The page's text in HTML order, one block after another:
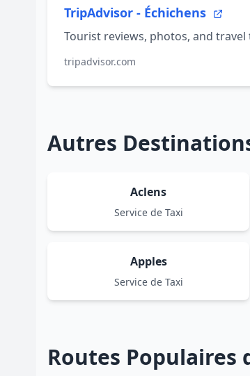
TripAdvisor - Échichens
Tourist reviews, photos, and travel
tripadvisor.com
Autres
Aclens
Service de Taxi
Apples
Service de Taxi
Routes Populaires